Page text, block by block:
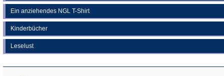
Ein anziehendes NGL T-Shirt
Kinderbücher
Leselust